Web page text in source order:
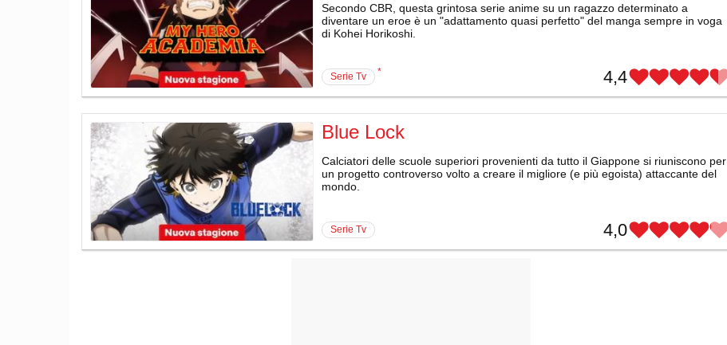
Secondo CBR, questa grintosa serie anime su un ragazzo determinato a
diventare un eroe è un "adattamento quasi perfetto" del manga sempre in voga
di Kohei Horikoshi.
serie Tv * 4,4
Blue Lock
Calciatori delle scuole superiori provenienti da tutto il Giappone si riuniscono per
un progetto controverso volto a creare il migliore (e più egoista) attaccante del
mondo.
serie Tv 4,0